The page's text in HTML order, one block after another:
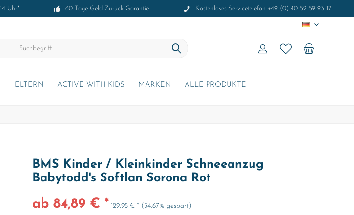
Uhr* 60 Tage Geld-Zurück-Garantie Kostenloses Servicetelefon +49 (0) 40-52 59 93 17
DE
ELTERN ACTIVE WITH KIDS MARKEN ALLE PRODUKTE
BMS Kinder / Kleinkinder Schneeanzug
Babytodd's Softlan Sorona Rot
ab 84,89 € * 129,95 € * (34,67% gespart)